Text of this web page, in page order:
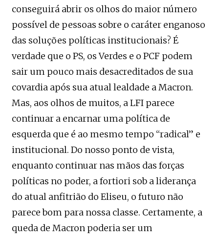
conseguirá abrir os olhos do maior número
possível de pessoas sobre o caráter enganoso
das soluções políticas institucionais? É
verdade que o PS, os Verdes e o PCF podem
sair um pouco mais desacreditados de sua
covardia após sua atual lealdade a Macron.
Mas, aos olhos de muitos, a LFI parece
continuar a encarnar uma política de
esquerda que é ao mesmo tempo “radical” e
institucional. Do nosso ponto de vista,
enquanto continuar nas mãos das forças
políticas no poder, a fortiori sob a liderança
do atual anfitrião do Eliseu, o futuro não
parece bom para nossa classe. Certamente, a
queda de Macron poderia ser um